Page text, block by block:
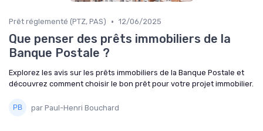
Prêt réglementé (PTZ, PAS) • 12/06/2025
Que penser des prêts immobiliers de la
Banque Postale ?
Explorez les avis sur les prêts immobiliers de la Banque Postale et
découvrez comment choisir le bon prêt pour votre projet immobilier.
par Paul-Henri Bouchard